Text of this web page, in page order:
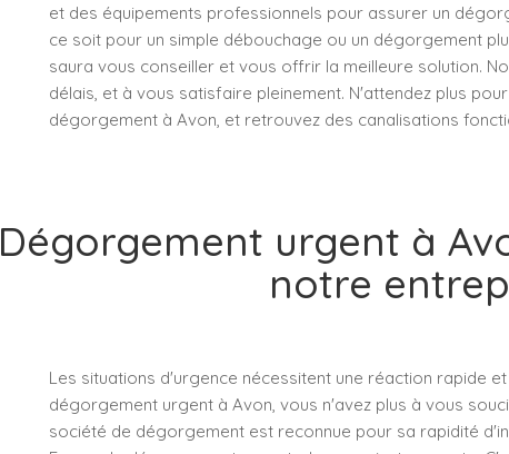
et des équipements professionnels pour assurer un
ce soit pour un simple débouchage ou un dégorgement
saura vous conseiller et vous offrir la meilleure solution.
délais, et à vous satisfaire pleinement. N'attendez plus
dégorgement à Avon, et retrouvez des canalisations
Dégorgement urgent à
notre
Les situations d'urgence nécessitent une réaction rapide
dégorgement urgent à Avon, vous n'avez plus à vous
société de dégorgement est reconnue pour sa rapidité